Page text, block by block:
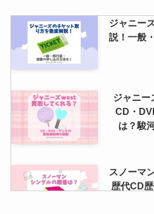
ジャニー
ジャニー
ジャニー
説！一般
ジャニー
CD・
は？駿
スノーマ
歴代CD